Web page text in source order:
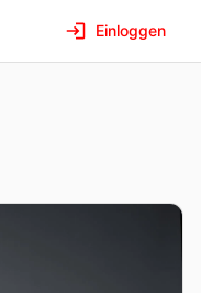
Einloggen